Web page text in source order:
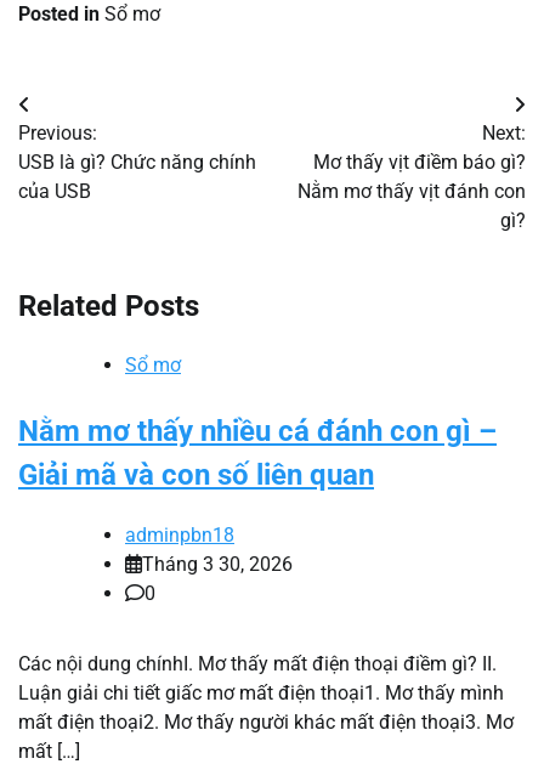
Posted in Sổ mơ
Điều
hướng
bài
Previous:
USB là gì? Chức năng chính
của USB
Next:
Mơ thấy vịt điềm báo gì?
Nằm mơ thấy vịt đánh con
gì?
Related Posts
Sổ mơ
Nằm mơ thấy nhiều cá đánh con gì –
Giải mã và con số liên quan
adminpbn18
Tháng 3 30, 2026
0
Các nội dung chínhI. Mơ thấy mất điện thoại điềm gì? II.
Luận giải chi tiết giấc mơ mất điện thoại1. Mơ thấy mình
mất điện thoại2. Mơ thấy người khác mất điện thoại3. Mơ
mất […]